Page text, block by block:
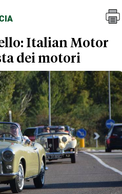
Articoli
La Provincia
Italian Motor
dei motori